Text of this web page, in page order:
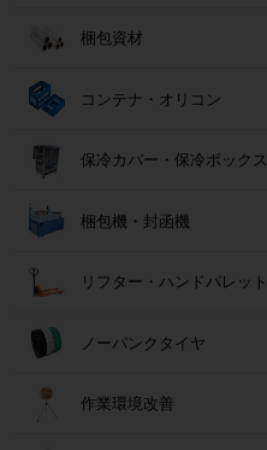
梱包資材
コンテナ・オリコン
保冷カバー・保冷ボックス
梱包機・封函機
リフター・ハンドパレット
ノーパンクタイヤ
作業環境改善